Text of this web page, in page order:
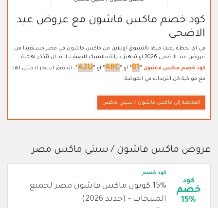
كود خصم ماكس فاشون مع عروض عيد
الاضحى
في اي لحظة رغبت فيها بالتسوق اونلاين من ماكس فاشون في مصر مستفيدا من
عروض عيد الاضحى 2026 او تجهيز خزانة ملابسك للصيف، لا بد ان تتذكر اهمية
كود خصم ماكس فاشون "
B1
" او "
ARC
" او "
A2U
"، لتحقيق اسعار لا مثيل لها
مع مواكبة كل الترندات في الموضة.
المتابعة إلى ماكس فاشون / سيتي ماكس
عروض ماكس فاشون / سيتي ماكس مصر
كود
خصم
15%
كود خصم
15% كوبون ماكس فاشون مصر لجميع
المنتجات - (جديد 2026)